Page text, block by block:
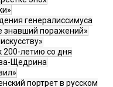
генералиссимуса
знавший поражений»
200-летию со дня
Щедрина
портрет в русском